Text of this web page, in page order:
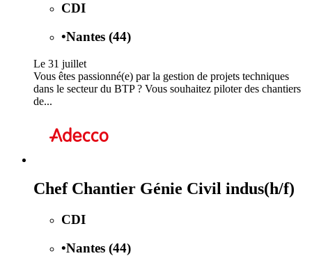
CDI
•Nantes (44)
Le 31 juillet
Vous êtes passionné(e) par la gestion de projets techniques
dans le secteur du BTP ? Vous souhaitez piloter des chantiers
de...
Chef Chantier Génie Civil indus(h/f)
CDI
•Nantes (44)